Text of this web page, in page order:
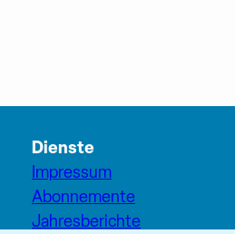
Dienste
Impressum
Abonnemente
Jahresberichte